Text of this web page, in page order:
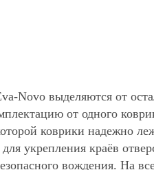
Novo выделяются от
от одного
коврики надежно
укрепления краёв
вождения. На